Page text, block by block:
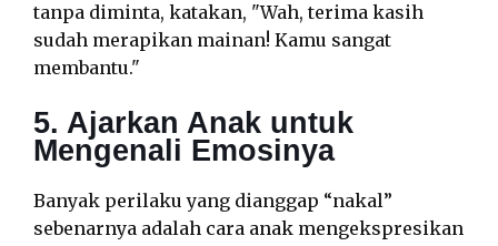
tanpa diminta, katakan, "Wah, terima kasih
sudah merapikan mainan! Kamu sangat
membantu."
5. Ajarkan Anak untuk
Mengenali Emosinya
Banyak perilaku yang dianggap “nakal”
sebenarnya adalah cara anak mengekspresikan